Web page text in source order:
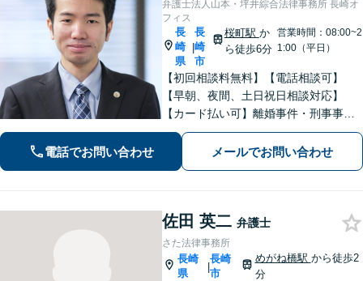
弁護士法人山本・坪井綜合法律事務所 長崎オ
フィス
長
崎
県
|
長
崎
市
桜町駅 か
ら徒歩6分
営業時間：08:00~2
1:00（平日）
【初回相談料無料】【電話相談可】
【早朝、夜間、土日祝日相談対応】
【カード払い可】離婚事件・刑事事
件・交通事故の専門弁護士があなたの
お悩みを解決いたします。一人で悩ま
ずに新たな一歩をわたしたちと。
電話でお問い合わせ メールでお問い合わせ
佐田 英二 弁護士
さた法律事務所
長崎
県
|
長崎
市
めがね橋駅 から徒歩2
分